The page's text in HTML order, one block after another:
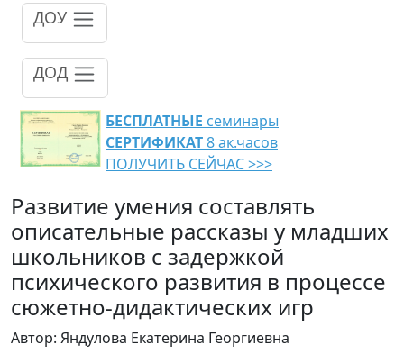
ДОУ
ДОД
БЕСПЛАТНЫЕ семинары
СЕРТИФИКАТ8 ак.часов
ПОЛУЧИТЬ СЕЙЧАС >>>
Развитие умения составлять
описательные рассказы у младших
школьников с задержкой
психического развития в процессе
сюжетно-дидактических игр
Автор: Яндулова Екатерина Георгиевна